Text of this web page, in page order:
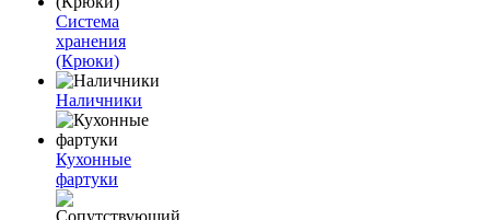
Система
хранения
(Крюки)
Наличники
Кухонные
фартуки